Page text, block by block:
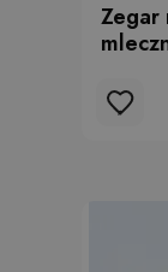
Zegar